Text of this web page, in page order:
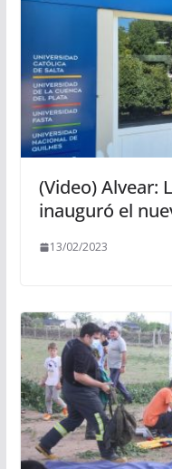
(Video) Alvear:
inauguró el
13/02/2023